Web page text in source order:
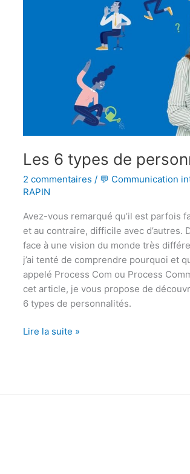
Les 6 types de
2 commentaires / 💬 Communication
RAPIN
Avez-vous remarqué qu’il est parfois
et au contraire, difficile avec d’autres.
face à une vision du monde très
j’ai tenté de comprendre pourquoi et
appelé Process Com ou Process
cet article, je vous propose de
6 types de personnalités.
Lire la suite »